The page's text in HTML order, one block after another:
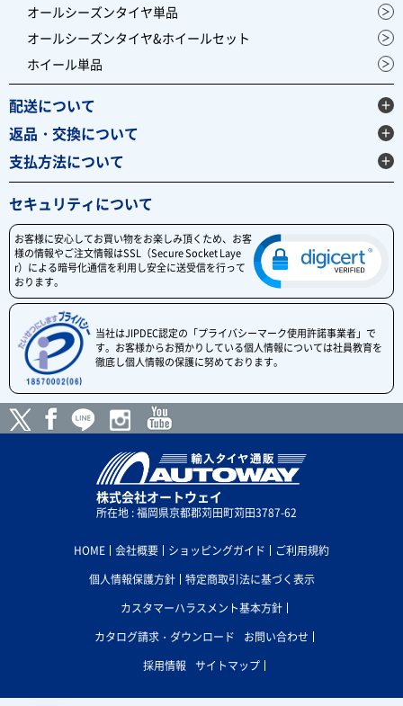
オールシーズンタイヤ単品
オールシーズンタイヤ&ホイールセット
ホイール単品
配送について
返品・交換について
支払方法について
セキュリティについて
お客様に安心してお買い物をお楽しみ頂くため、お客
様の情報やご注文情報はSSL（Secure Socket Laye
r）による暗号化通信を利用し安全に送受信を行って
おります。
当社はJIPDEC認定の「プライバシーマーク使用許諾事業者」で
す。お客様からお預かりしている個人情報については社員教育を
徹底し個人情報の保護に努めております。
株式会社オートウェイ
所在地 : 福岡県京都郡苅田町苅田3787-62
HOME 会社概要 ショッピングガイド
ご利用規約
個人情報保護方針
特定商取引法に基づく表示
カスタマーハラスメント基本方針
カタログ請求・ダウンロード
お問い合わせ
採用情報
サイトマップ